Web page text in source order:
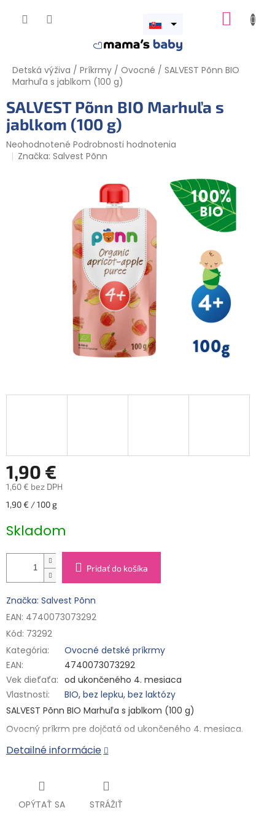
Otvoriť
Detská výživa / Príkrmy / Ovocné / SALVEST Põnn BIO
Marhuľa s jablkom (100 g)
SALVEST Põnn BIO Marhuľa s
jablkom (100 g)
Priemerné
hodnotenie
Neohodnotené Podrobnosti hodnotenia
Značka:Salvest Põnn
1,90 €
1,60 € bez DPH
Jednotková
1,90 € / 100 g
Skladom
Pridať do košíka
Značka: Salvest Põnn
EAN: 4740073073292
Kód: 73292
Kategória:
Ovocné detské príkrmy
EAN:
4740073073292
Vek dieťaťa: od ukončeného 4. mesiaca
Vlastnosti: BIO, bez lepku, bez laktózy
SALVEST Põnn BIO Marhuľa s jablkom (100 g)
Ovocný príkrm pre dojčatá od ukončeného 4. mesiaca.
Kapsička s praktickým uzáverom obsahuje iba bio marhuľové
a bio jablkové pyré. Nie je do nej pridávaný žiadny ďalší cukor,
zabezpečuje šetrná pasterizácia. Ovocný príkrm bol vyvinutý
v spolupráci s pediatrami. Vďaka tejto kapsičke si váš malý
stravník môže skutočne pochutnať a vy budete vedieť, že
Detailné informácie
OPÝTAŤ SA STRÁŽIŤ